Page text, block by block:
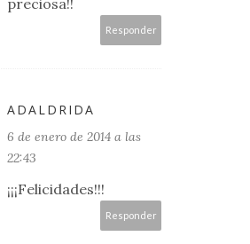
preciosa!!
Responder
ADALDRIDA
6 de enero de 2014 a las
22:43
¡¡¡Felicidades!!!
Responder